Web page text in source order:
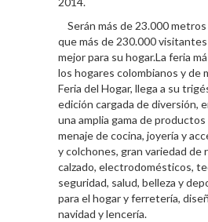
Serán más de 23.000
que más de 230.000
mejor para su hogar.La feria
los hogares colombianos y de
Feria del Hogar, llega a su
edición cargada de diversión,
una amplia gama de
menaje de cocina, joyería y
y colchones, gran variedad de
calzado, electrodomésticos,
seguridad, salud, belleza y
para el hogar y ferretería,
navidad y lencería.